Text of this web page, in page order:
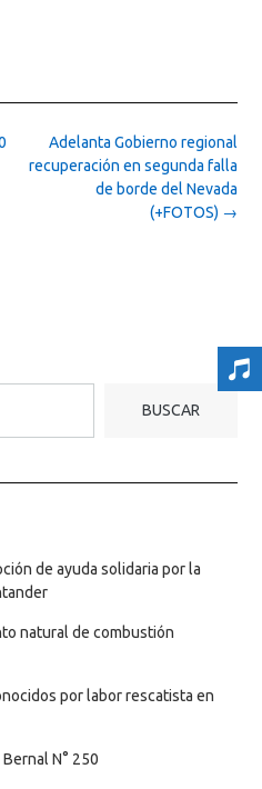
Adelanta Gobierno regional
recuperación en segunda falla
de borde del Nevada
(+FOTOS) →
BUSCAR
de ayuda solidaria por la
natural de combustión
por labor rescatista en
N° 250